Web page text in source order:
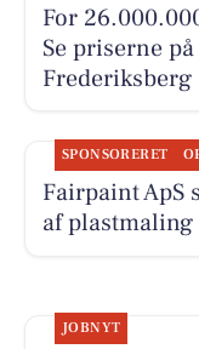
For
Se priserne
Frederiksberg
SPONSORERET
Fairpaint ApS
af plastmaling
JOBNYT